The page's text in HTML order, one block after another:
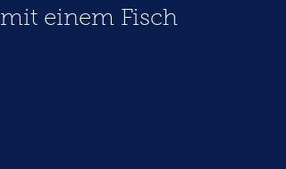
mit einem Fisch